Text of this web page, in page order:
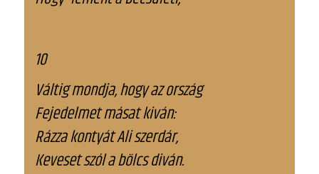
10
Váltig mondja, hogy az ország
Fejedelmet másat kiván:
Rázza kontyát Ali szerdár,
Keveset szól a bölcs diván.